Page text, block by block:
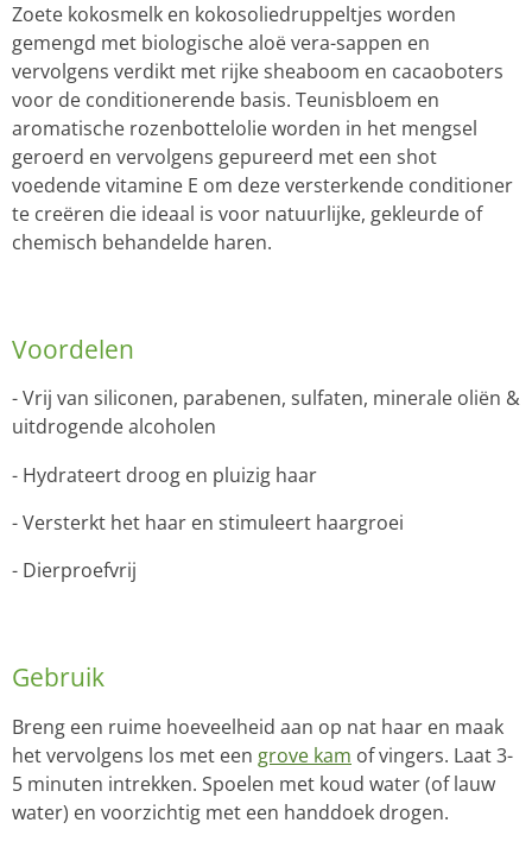
Zoete kokosmelk en kokosoliedruppeltjes worden
gemengd met biologische aloë vera-sappen en
vervolgens verdikt met rijke sheaboom en cacaoboters
voor de conditionerende basis. Teunisbloem en
aromatische rozenbottelolie worden in het mengsel
geroerd en vervolgens gepureerd met een shot
voedende vitamine E om deze versterkende conditioner
te creëren die ideaal is voor natuurlijke, gekleurde of
chemisch behandelde haren.
Voordelen
- Vrij van siliconen, parabenen, sulfaten, minerale oliën &
uitdrogende alcoholen
- Hydrateert droog en pluizig haar
- Versterkt het haar en stimuleert haargroei
- Dierproefvrij
Gebruik
Breng een ruime hoeveelheid aan op nat haar en maak
het vervolgens los met een grove kam of vingers. Laat 3-
5 minuten intrekken. Spoelen met koud water (of lauw
water) en voorzichtig met een handdoek drogen.